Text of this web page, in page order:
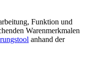
Funktion und
Warenmerkmalen
anhand der